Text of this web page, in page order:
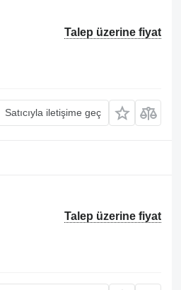
Talep üzerine fiyat
Satıcıyla iletişime geç
Talep üzerine fiyat